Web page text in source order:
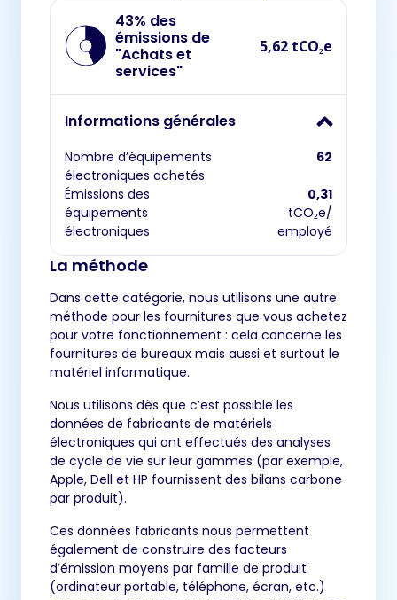
43% des
émissions de
"Achats et
services"
5,62 tCO₂e
Informations générales
Nombre d’équipements
électroniques achetés
62
Émissions des
équipements
électroniques
0,31
tCO₂e/
employé
La méthode
Dans cette catégorie, nous utilisons une autre
méthode pour les fournitures que vous achetez
pour votre fonctionnement : cela concerne les
fournitures de bureaux mais aussi et surtout le
matériel informatique.
Nous utilisons dès que c’est possible les
données de fabricants de matériels
électroniques qui ont effectués des analyses
de cycle de vie sur leur gammes (par exemple,
Apple, Dell et HP fournissent des bilans carbone
par produit).
Ces données fabricants nous permettent
également de construire des facteurs
d’émission moyens par famille de produit
(ordinateur portable, téléphone, écran, etc.)